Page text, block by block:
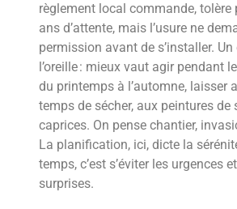
règlement local commande, tolère
ans d’attente, mais l’usure ne
permission avant de s’installer.
l’oreille : mieux vaut agir pendant
du printemps à l’automne, laisser
temps de sécher, aux peintures de
caprices. On pense chantier,
La planification, ici, dicte la
temps, c’est s’éviter les urgences
surprises.